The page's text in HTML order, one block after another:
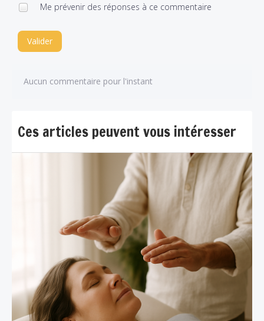
Me prévenir des réponses à ce commentaire
Valider
Aucun commentaire pour l'instant
Ces articles peuvent vous intéresser